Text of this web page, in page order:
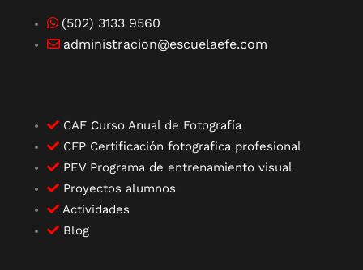
(502) 3133 9560
administracion@escuelaefe.com
CAF Curso Anual de Fotografía
CFP Certificación fotografica profesional
PEV Programa de entrenamiento visual
Proyectos alumnos
Actividades
Blog